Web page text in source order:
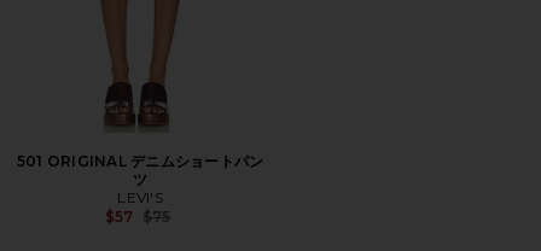
501 ORIGINAL デニムショートパン
ツ
LEVI'S
$57 Previous price:
$75